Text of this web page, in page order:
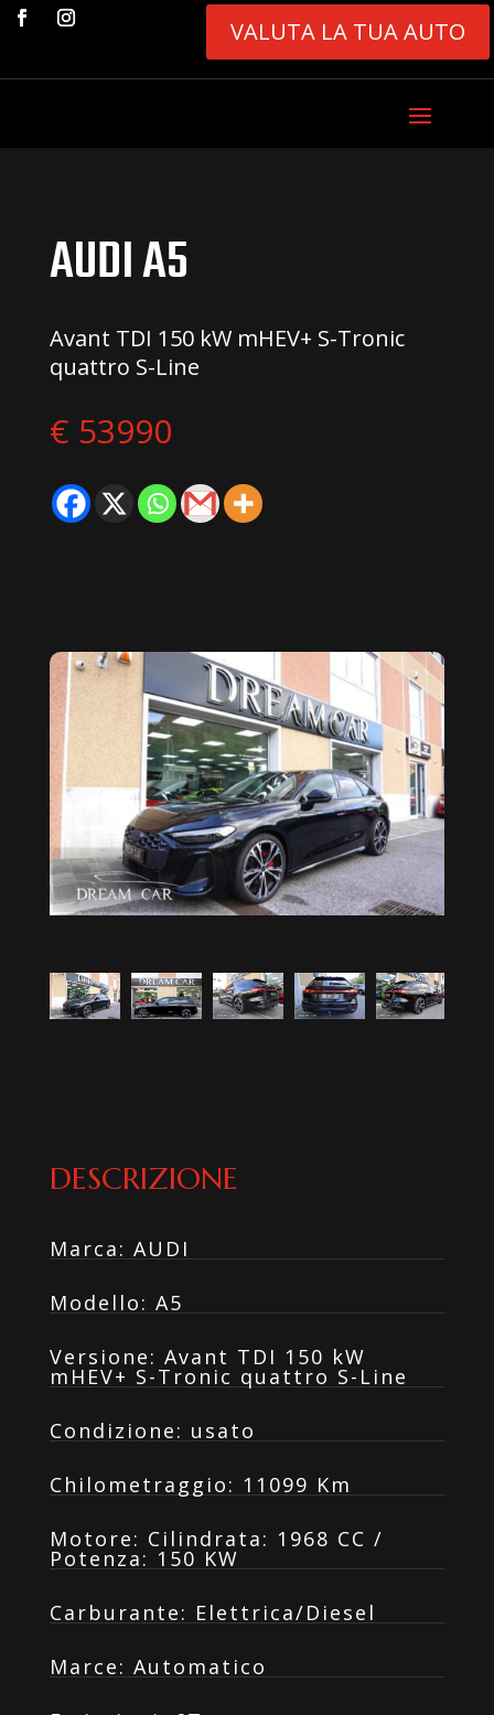
VALUTA LA TUA AUTO
AUDI A5
Avant TDI 150 kW mHEV+ S-Tronic
quattro S-Line
€ 53990
DESCRIZIONE
Marca: AUDI
Modello: A5
Versione: Avant TDI 150 kW
mHEV+ S-Tronic quattro S-Line
Condizione: usato
Chilometraggio: 11099 Km
Motore: Cilindrata: 1968 CC /
Potenza: 150 KW
Carburante: Elettrica/Diesel
Marce: Automatico